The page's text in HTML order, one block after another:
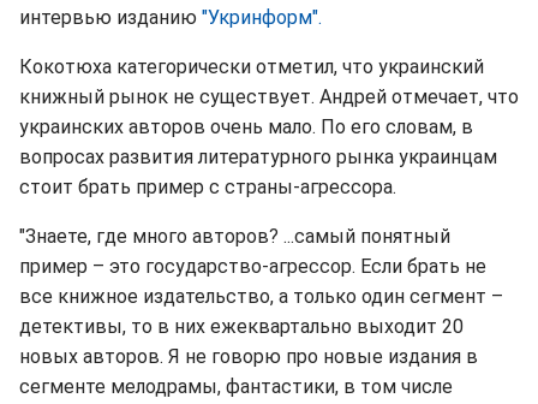
интервью изданию "Укринформ".
Кокотюха категорически отметил, что украинский
книжный рынок не существует. Андрей отмечает, что
украинских авторов очень мало. По его словам, в
вопросах развития литературного рынка украинцам
стоит брать пример с страны-агрессора.
"Знаете, где много авторов? ...самый понятный
пример – это государство-агрессор. Если брать не
все книжное издательство, а только один сегмент –
детективы, то в них ежеквартально выходит 20
новых авторов. Я не говорю про новые издания в
сегменте мелодрамы, фантастики, в том числе